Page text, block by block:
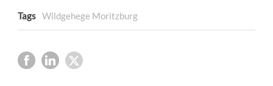
Tags Wildgehege Moritzburg